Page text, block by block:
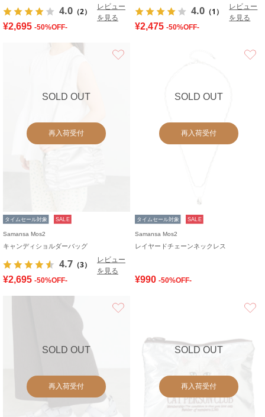
4.0 （2）
レビュー
を見る
¥2,695 -50%OFF-
4.0 （1）
レビュー
を見る
¥2,475 -50%OFF-
SOLD OUT
再入荷受付
タイムセール対象 SALE
Samansa Mos2
キャンディショルダーバッグ
4.7 （3）
レビュー
を見る
¥2,695 -50%OFF-
SOLD OUT
再入荷受付
タイムセール対象 SALE
Samansa Mos2
レイヤードチェーンネックレス
¥990 -50%OFF-
SOLD OUT
再入荷受付
SOLD OUT
再入荷受付